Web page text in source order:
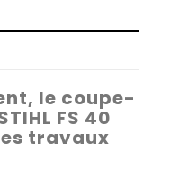
le coupe-
FS 40
travaux